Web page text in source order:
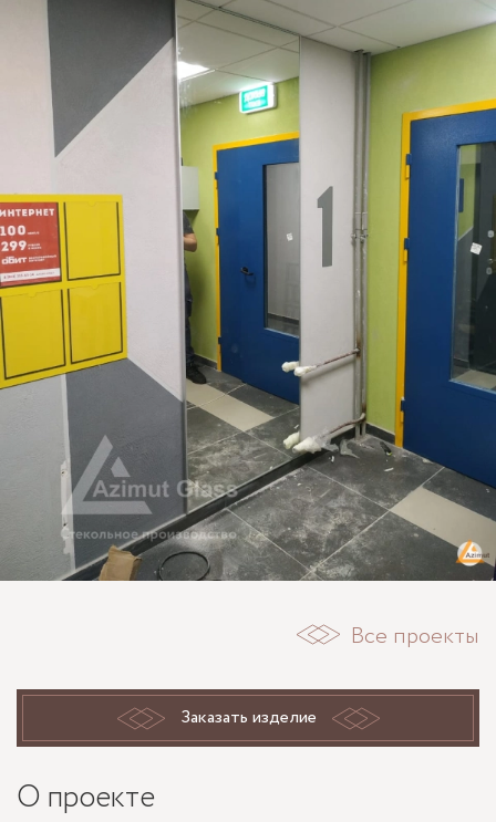
Все проекты
Заказать изделие
О проекте